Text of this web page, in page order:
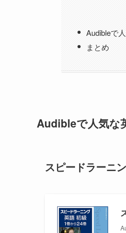
Audibleで
まとめ
Audibleで人気な
スピードラーニ